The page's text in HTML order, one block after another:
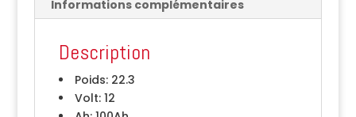
Informations complémentaires
Description
Poids:22.3
Volt:12